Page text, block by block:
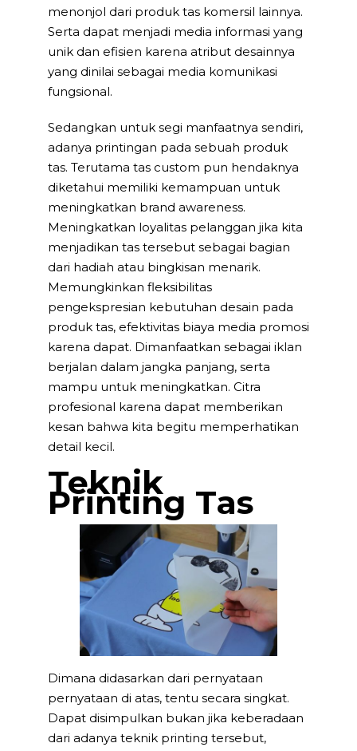
menonjol dari produk tas komersil lainnya.
Serta dapat menjadi media informasi yang
unik dan efisien karena atribut desainnya
yang dinilai sebagai media komunikasi
fungsional.
Sedangkan untuk segi manfaatnya sendiri,
adanya printingan pada sebuah produk
tas. Terutama tas custom pun hendaknya
diketahui memiliki kemampuan untuk
meningkatkan brand awareness.
Meningkatkan loyalitas pelanggan jika kita
menjadikan tas tersebut sebagai bagian
dari hadiah atau bingkisan menarik.
Memungkinkan fleksibilitas
pengekspresian kebutuhan desain pada
produk tas, efektivitas biaya media promosi
karena dapat. Dimanfaatkan sebagai iklan
berjalan dalam jangka panjang, serta
mampu untuk meningkatkan. Citra
profesional karena dapat memberikan
kesan bahwa kita begitu memperhatikan
detail kecil.
Teknik
Printing Tas
Dimana didasarkan dari pernyataan
pernyataan di atas, tentu secara singkat.
Dapat disimpulkan bukan jika keberadaan
dari adanya teknik printing tersebut,